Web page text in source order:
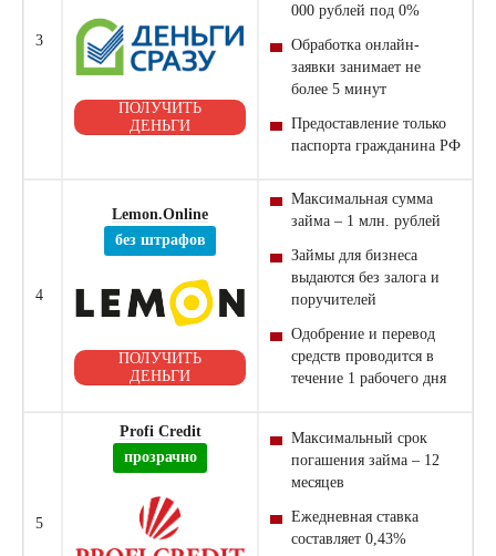
3
ПОЛУЧИТЬ
ДЕНЬГИ
000 рублей под 0%
Обработка онлайн-
заявки занимает не
более 5 минут
Предоставление только
паспорта гражданина РФ
4
Lemon.Online
без штрафов
ПОЛУЧИТЬ
ДЕНЬГИ
Максимальная сумма
займа – 1 млн. рублей
Займы для бизнеса
выдаются без залога и
поручителей
Одобрение и перевод
средств проводится в
течение 1 рабочего дня
5
Profi Credit
прозрачно
Максимальный срок
погашения займа – 12
месяцев
Ежедневная ставка
составляет 0,43%